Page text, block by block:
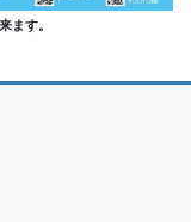
ます。